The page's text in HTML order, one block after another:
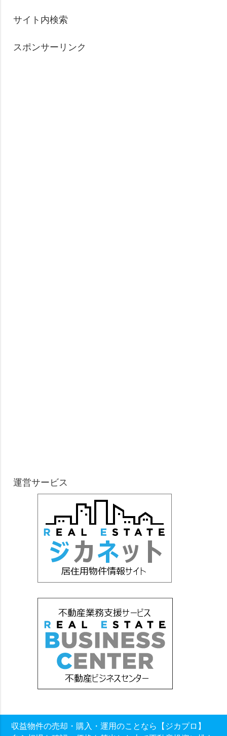
サイト内検索
スポンサーリンク
運営サービス
収益物件の売却・購入・運用のことなら【ジカプロ】